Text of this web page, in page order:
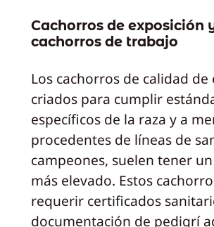
Cachorros de exposición
cachorros de trabajo
Los cachorros de calidad de
criados para cumplir
específicos de la raza y a
procedentes de líneas de
campeones, suelen tener
más elevado. Estos
requerir certificados
documentación de pedigrí